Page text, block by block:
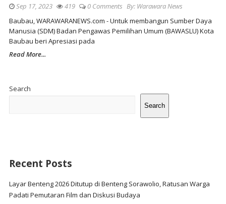
Sep 17, 2023 419 0 Comments By: Warawara News
Baubau, WARAWARANEWS.com - Untuk membangun Sumber Daya
Manusia (SDM) Badan Pengawas Pemilihan Umum (BAWASLU) Kota
Baubau beri Apresiasi pada
Read More...
Search
Search
Recent Posts
Layar Benteng 2026 Ditutup di Benteng Sorawolio, Ratusan Warga
Padati Pemutaran Film dan Diskusi Budaya